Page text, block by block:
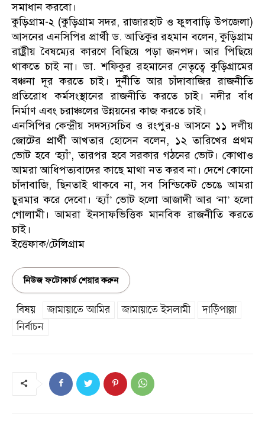
সমাধান করবো।
কুড়িগ্রাম-২ (কুড়িগ্রাম সদর, রাজারহাট ও ফুলবাড়ি উপজেলা)
আসনের এনসিপির প্রার্থী ড. আতিকুর রহমান বলেন, কুড়িগ্রাম
রাষ্ট্রীয় বৈষম্যের কারণে বিছিয়ে পড়া জনপদ। আর পিছিয়ে
থাকতে চাই না। ডা. শফিকুর রহমানের নেতৃত্বে কুড়িগ্রামের
বঞ্চনা দূর করতে চাই। দুর্নীতি আর চাঁদাবাজির রাজনীতি
প্রতিরোধ কর্মসংস্থানের রাজনীতি করতে চাই। নদীর বাঁধ
নির্মাণ এবং চরাঞ্চলের উন্নয়নের কাজ করতে চাই।
এনসিপির কেন্দ্রীয় সদস্যসচিব ও রংপুর-৪ আসনে ১১ দলীয়
জোটের প্রার্থী আখতার হোসেন বলেন, ১২ তারিখের প্রথম
ভোট হবে ‘হ্যাঁ’, তারপর হবে সরকার গঠনের ভোট। কোথাও
আমরা আধিপত্যবাদের কাছে মাথা নত করব না। দেশে কোনো
চাঁদাবাজি, ছিনতাই থাকবে না, সব সিন্ডিকেট ভেঙে আমরা
চুরমার করে দেবো। ‘হ্যাঁ’ ভোট হলো আজাদী আর ‘না’ হলো
গোলামী। আমরা ইনসাফভিত্তিক মানবিক রাজনীতি করতে
চাই।
ইত্তেফাক/টেলিগ্রাম
নিউজ ফটোকার্ড শেয়ার করুন
বিষয় জামায়াতে আমির জামায়াতে ইসলামী
দাড়িঁপাল্লা
নির্বাচন